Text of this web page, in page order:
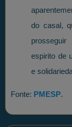
do casal,
espirito de
e
Fonte: PMESP.